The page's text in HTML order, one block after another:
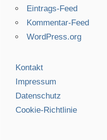
Eintrags-Feed
Kommentar-Feed
WordPress.org
Kontakt
Impressum
Datenschutz
Cookie-Richtlinie